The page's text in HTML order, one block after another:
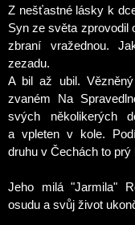
Z nešťastné lásky k
Syn ze světa zprovodil
zbraní vražednou.
zezadu.
A bil až ubil.
zvaném Na
svých několikerých
a vpleten v kole.
druhu v Čechách to prý
Jeho milá "Jarmila"
osudu a svůj život